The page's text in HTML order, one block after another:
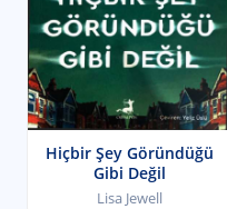
Hiçbir Şey Göründüğü
Gibi Değil
Lisa Jewell